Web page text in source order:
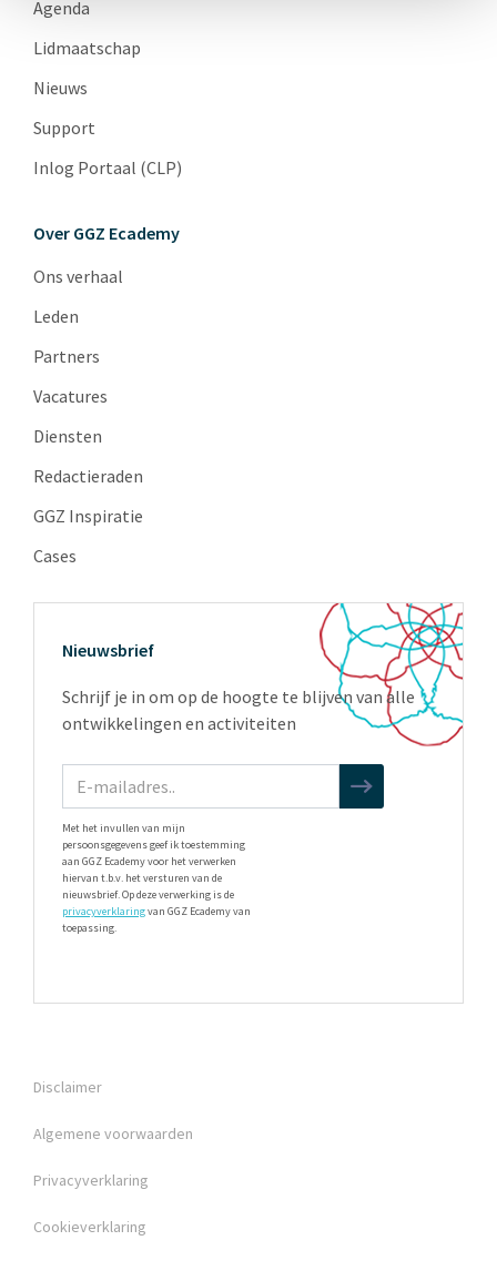
Agenda
Lidmaatschap
Nieuws
Support
Inlog Portaal (CLP)
Over GGZ Ecademy
Ons verhaal
Leden
Partners
Vacatures
Diensten
Redactieraden
GGZ Inspiratie
Cases
Nieuwsbrief
Schrijf je in om op de hoogte te blijven van alle
ontwikkelingen en activiteiten
Met het invullen van mijn
persoonsgegevens geef ik toestemming
aan GGZ Ecademy voor het verwerken
hiervan t.b.v. het versturen van de
nieuwsbrief. Op deze verwerking is de
privacyverklaringvan GGZ Ecademy van
toepassing.
Disclaimer
Algemene voorwaarden
Privacyverklaring
Cookieverklaring